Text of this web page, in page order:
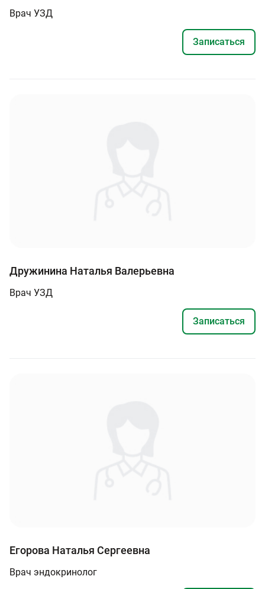
Врач УЗД
Записаться
Дружинина Наталья Валерьевна
Врач УЗД
Записаться
Егорова Наталья Сергеевна
Врач эндокринолог